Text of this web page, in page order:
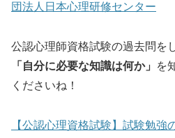
団法人日本心理研修センター
公認心理師資格試験の過去問を
「自分に必要な知識は何か」
を
くださいね！
【公認心理資格試験】試験勉強